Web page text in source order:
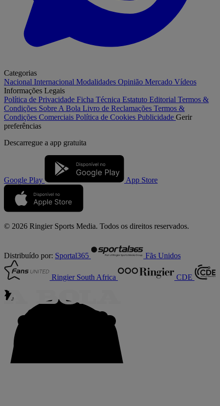
Categorias
Nacional Internacional Modalidades Opinião Mercado Vídeos
Informações Legais
Política de Privacidade Ficha Técnica Estatuto Editorial Termos &
Condições Sobre A Bola Livro de Reclamações Termos &
Condições Comerciais Política de Cookies Publicidade Gerir
preferências
Descarregue a app gratuita
Google Play App Store
© 2026 Ringier Sports Media. Todos os direitos reservados.
Distribuído por: Sportal365 Fãs Unidos
Ringier South Africa CDE